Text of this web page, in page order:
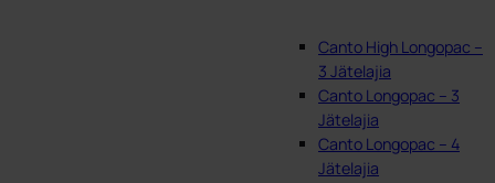
Canto High Longopac –
3 Jätelajia
Canto Longopac – 3
Jätelajia
Canto Longopac – 4
Jätelajia